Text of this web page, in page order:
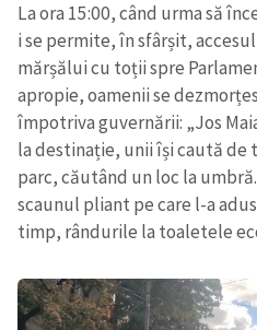
La ora 15:00, când urma să
i se permite, în sfârșit,
mărșălui cu toții spre
apropie, oamenii se
împotriva guvernării: „Jos
la destinație, unii își caută de
parc, căutând un loc la
scaunul pliant pe care l-a
timp, rândurile la toaletele